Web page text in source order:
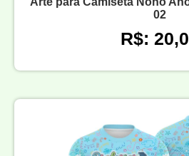
02
R$: